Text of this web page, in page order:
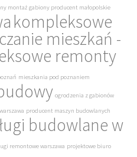
montaż gabiony producent małopolskie
kompleksowe
mieszkań -
remonty
mieszkania pod poznaniem
ogrodzenia z gabionów
producent maszyn budowlanych
budowlane w
remontowe warszawa projektowe biuro